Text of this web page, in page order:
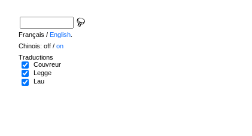
Français / English
Chinois: off / on
Traductions
Couvreur
Legge
Lau